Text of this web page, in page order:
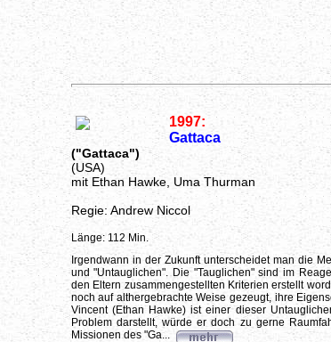
1997:
Gattaca
("Gattaca")
(USA)
mit Ethan Hawke, Uma Thurman
Regie: Andrew Niccol
Länge: 112 Min.
Irgendwann in der Zukunft unterscheidet man die
und "Untauglichen". Die "Tauglichen" sind im
den Eltern zusammengestellten Kriterien erstellt
noch auf althergebrachte Weise gezeugt, ihre
Vincent (Ethan Hawke) ist einer dieser
Problem darstellt, würde er doch zu gerne
Missionen des "Ga...